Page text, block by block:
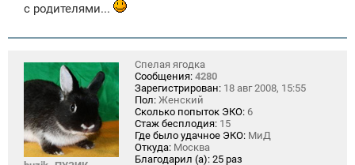
и
с родителями...
Спелая ягодка
Сообщения: 4280
Зарегистрирован: 18 авг 2008, 15:55
Пол: Женский
Сколько попыток ЭКО: 6
Стаж бесплодия: 15
Где было удачное ЭКО: МиД
Откуда: Москва
Благодарил (а): 25 раз